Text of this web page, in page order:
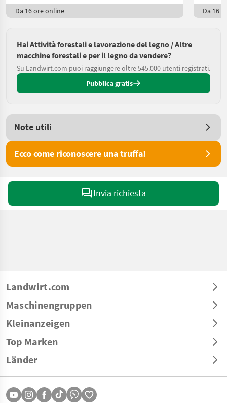
Da 16 ore online Da 16
Hai Attività forestali e lavorazione del legno / Altre
macchine forestali e per il legno da vendere?
Su Landwirt.com puoi raggiungere oltre 545.000 utenti registrati.
Pubblica gratis
Note utili
Ecco come riconoscere una truffa!
Invia richiesta
Landwirt.com
Maschinengruppen
Kleinanzeigen
Top Marken
Länder